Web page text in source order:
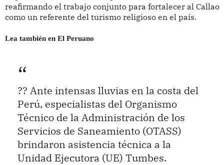
reafirmando el trabajo conjunto para fortalecer al Callao
como un referente del turismo religioso en el país.
Lea también en El Peruano
?? Ante intensas lluvias en la costa del
Perú, especialistas del Organismo
Técnico de la Administración de los
Servicios de Saneamiento (OTASS)
brindaron asistencia técnica a la
Unidad Ejecutora (UE) Tumbes.